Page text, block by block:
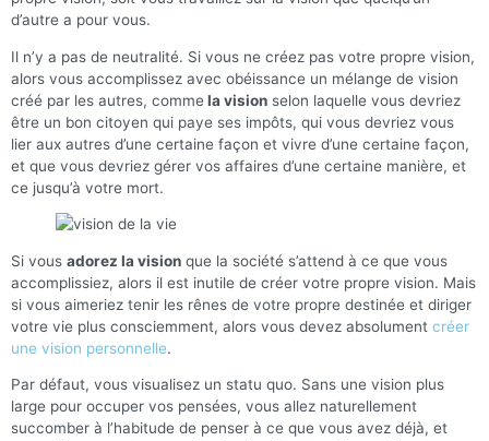
d’autre a pour vous.
Il n’y a pas de neutralité. Si vous ne créez pas votre propre vision,
alors vous accomplissez avec obéissance un mélange de vision
créé par les autres, commela vision selon laquelle vous devriez
être un bon citoyen qui paye ses impôts, qui vous devriez vous
lier aux autres d’une certaine façon et vivre d’une certaine façon,
et que vous devriez gérer vos affaires d’une certaine manière, et
ce jusqu’à votre mort.
Si vous adorez la vision que la société s’attend à ce que vous
accomplissiez, alors il est inutile de créer votre propre vision. Mais
si vous aimeriez tenir les rênes de votre propre destinée et diriger
votre vie plus consciemment, alors vous devez absolument créer
une vision personnelle.
Par défaut, vous visualisez un statu quo. Sans une vision plus
large pour occuper vos pensées, vous allez naturellement
succomber à l’habitude de penser à ce que vous avez déjà, et